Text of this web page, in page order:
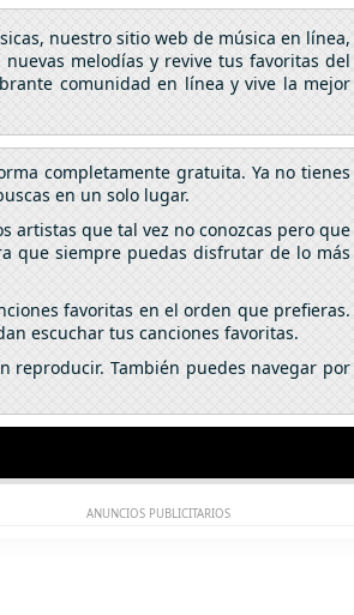
nuestro sitio web de música en línea,
nuevas melodías y revive tus favoritas del
comunidad en línea y vive la mejor
completamente gratuita. Ya no tienes
en un solo lugar.
artistas que tal vez no conozcas pero que
que siempre puedas disfrutar de lo más
favoritas en el orden que prefieras.
escuchar tus canciones favoritas.
reproducir. También puedes navegar por
ANUNCIOS PUBLICITARIOS